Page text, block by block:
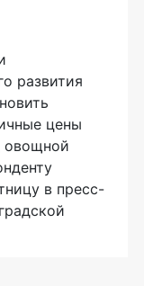
развития
цены
овощной
в пресс-